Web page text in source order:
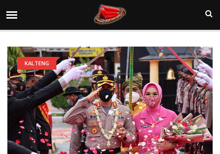
KALTENG